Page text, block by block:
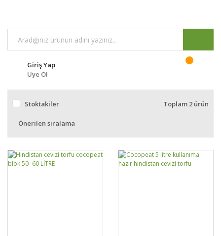
Giriş Yap
Üye Ol
Stoktakiler Toplam 2 ürün